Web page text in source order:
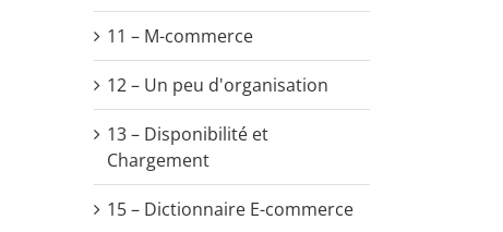
11 – M-commerce
12 – Un peu d'organisation
13 – Disponibilité et
Chargement
15 – Dictionnaire E-commerce